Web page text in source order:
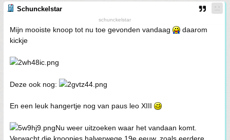
Schunckelstar
schunckelstar
Mijn mooiste knoop tot nu toe gevonden vandaag
daarom
kickje
Deze ook nog:
En een leuk hangertje nog van paus leo XIII
Nu weer uitzoeken waar het vandaan komt.